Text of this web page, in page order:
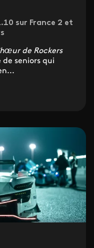
sur France 2 et
de Rockers
de seniors qui